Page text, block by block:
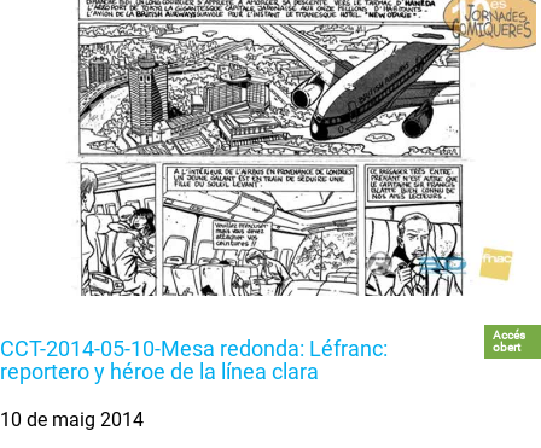
CCT-2014-05-10-Mesa redonda: Léfranc:
reportero y héroe de la línea clara
Accés
obert
10 de maig 2014